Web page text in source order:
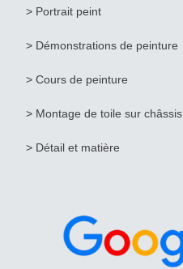
> Portrait peint
> Démonstrations de peinture
> Cours de peinture
> Montage de toile sur châssis
> Détail et matière